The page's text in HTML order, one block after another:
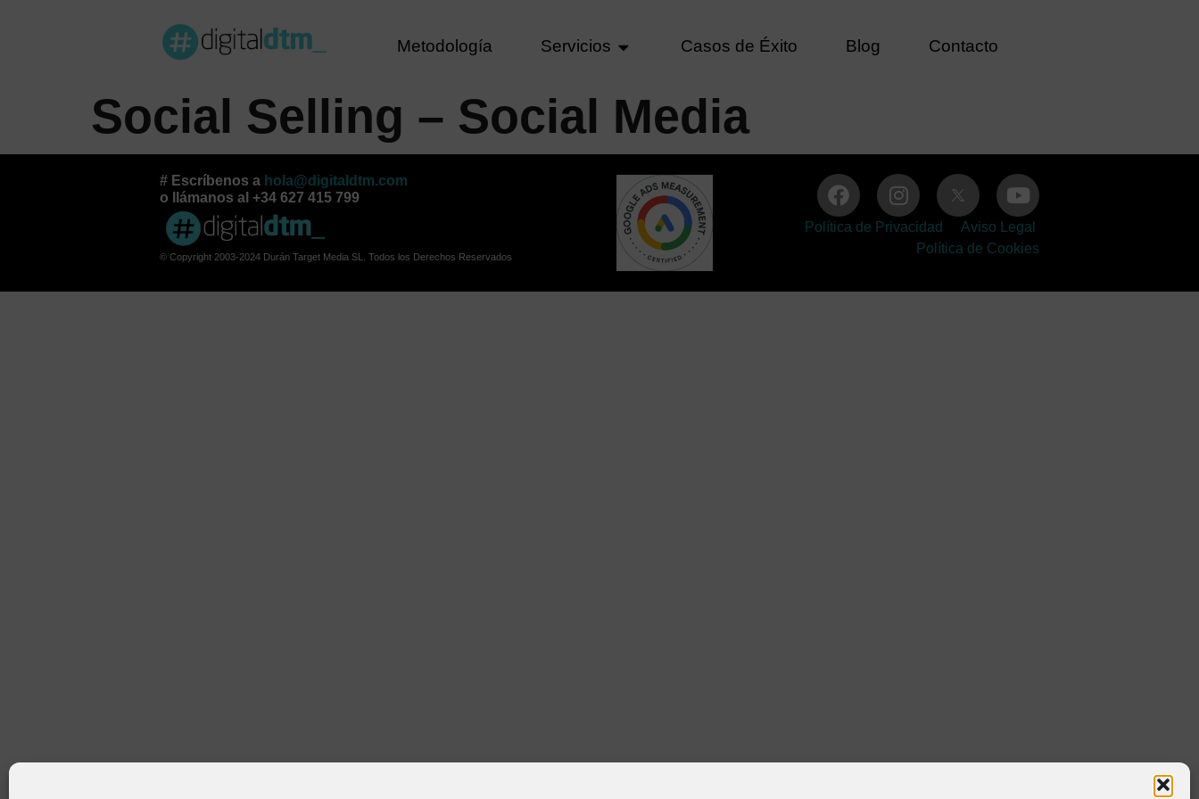
Metodología Servicios Casos de Éxito Blog Contacto
Social Selling – Social Media
Política de Privacidad
Aviso Legal
Política de Cookies
# Escríbenos a hola@digitaldtm.com
o llámanos al +34 627 415 799
© Copyright 2003-2024 Durán Target Media SL. Todos los Derechos Reservados